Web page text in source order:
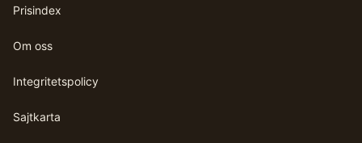
Prisindex
Om oss
Integritetspolicy
Sajtkarta